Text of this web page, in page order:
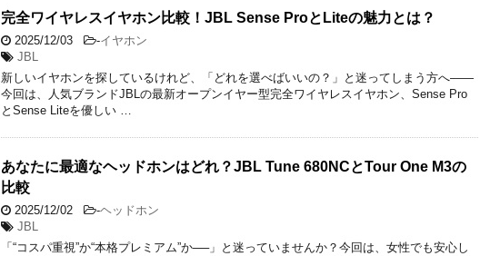
完全ワイヤレスイヤホン比較！JBL Sense ProとLiteの魅力とは？
2025/12/03 -イヤホン
JBL
新しいイヤホンを探しているけれど、「どれを選べばいいの？」と迷ってしまう方へ――
今回は、人気ブランドJBLの最新オープンイヤー型完全ワイヤレスイヤホン、Sense Pro
とSense Liteを優しい …
あなたに最適なヘッドホンはどれ？JBL Tune 680NCとTour One M3の
比較
2025/12/02 -ヘッドホン
JBL
「“コスパ重視”か“本格プレミアム”か──」と迷っていませんか？今回は、女性でも安心し